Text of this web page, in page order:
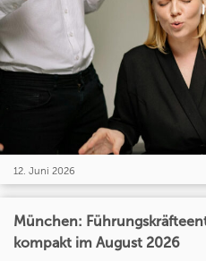
12. Juni 2026
München:
kompakt im August 2026